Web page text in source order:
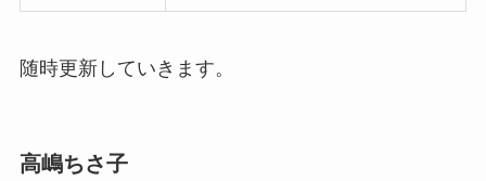
随時更新していきます。
高嶋ちさ子